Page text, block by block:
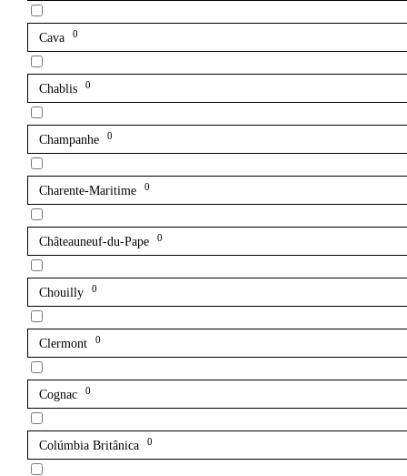
Cava 0
Chablis 0
Champanhe 0
Charente-Maritime 0
Châteauneuf-du-Pape 0
Chouilly 0
Clermont 0
Cognac 0
Colúmbia Britânica 0